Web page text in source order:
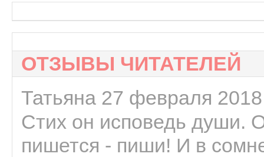
ОТЗЫВЫ ЧИТАТЕЛЕЙ
Татьяна 27 февраля
Стих он исповедь души.
пишется - пиши! И в